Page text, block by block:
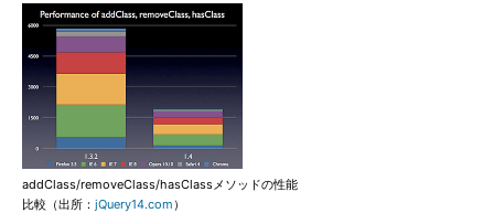
addClass/removeClass/hasClassメソッドの性能
比較（出所： jQuery14.com）